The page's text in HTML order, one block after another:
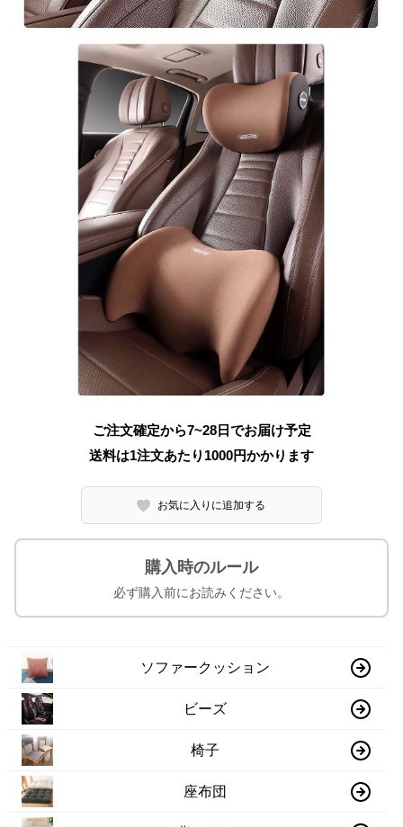
ご注文確定から7~28日でお届け予定
送料は1注文あたり 1000円かかります
お気に入りに追加する
購入時のルール
必ず購入前にお読みください。
ソファークッション
ビーズ
椅子
座布団